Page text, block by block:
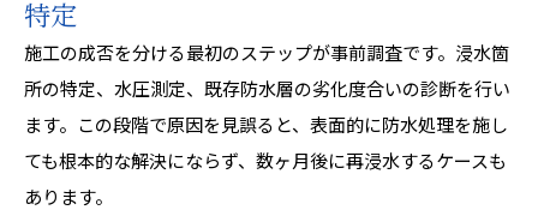
特定
施工の成否を分ける最初のステップが事前調査です。浸水箇
所の特定、水圧測定、既存防水層の劣化度合いの診断を行い
ます。この段階で原因を見誤ると、表面的に防水処理を施し
ても根本的な解決にならず、数ヶ月後に再浸水するケースも
あります。